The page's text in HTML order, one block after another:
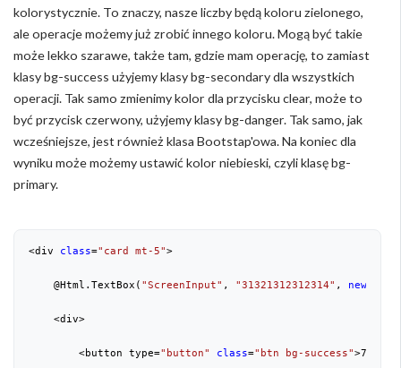
kolorystycznie. To znaczy, nasze liczby będą koloru zielonego,
ale operacje możemy już zrobić innego koloru. Mogą być takie
może lekko szarawe, także tam, gdzie mam operację, to zamiast
klasy bg-success użyjemy klasy bg-secondary dla wszystkich
operacji. Tak samo zmienimy kolor dla przycisku clear, może to
być przycisk czerwony, użyjemy klasy bg-danger. Tak samo, jak
wcześniejsze, jest również klasa Bootstap'owa. Na koniec dla
wyniku może możemy ustawić kolor niebieski, czyli klasę bg-
primary.
<div class="card mt-5">
    @Html.TextBox(
"ScreenInput" , "31321312312314" , new
    <div>
        <button type=
"button" class="btn bg-success">7